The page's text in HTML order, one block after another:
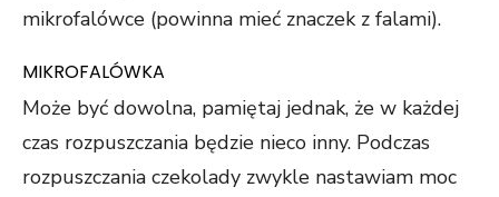
mikrofalówce (powinna mieć znaczek z falami).
MIKROFALÓWKA
Może być dowolna, pamiętaj jednak, że w każdej
czas rozpuszczania będzie nieco inny. Podczas
rozpuszczania czekolady zwykle nastawiam moc